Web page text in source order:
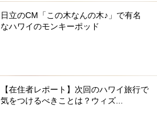
日立のCM「この木なんの木♪」で有名
なハワイのモンキーポッド
【在住者レポート】次回のハワイ旅行で
気をつけるべきことは？ウィズ...